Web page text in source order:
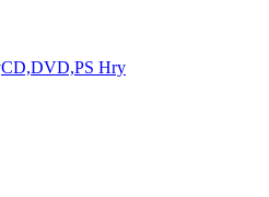
CD,DVD,PS Hry